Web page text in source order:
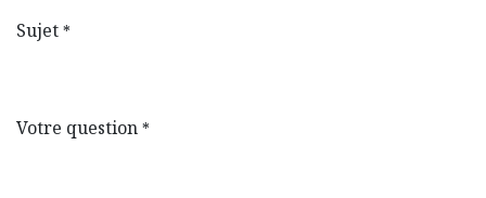
Sujet *
Votre question *